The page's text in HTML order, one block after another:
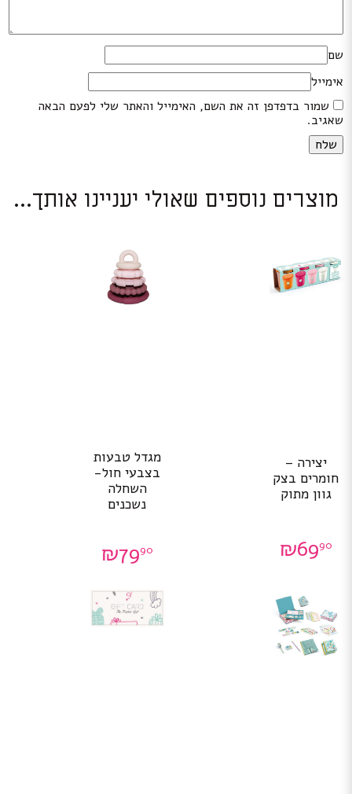
שם
אימייל
שמור בדפדפן זה את השם, האימייל והאתר שלי לפעם הבאה
שאגיב.
מוצרים נוספים שאולי יעניינו אותך...
יצירה –
חומרים בצק
גוון מתוק
₪6990
מגדל טבעות
בצבעי חול-
השחלה
נשכנים
₪7990